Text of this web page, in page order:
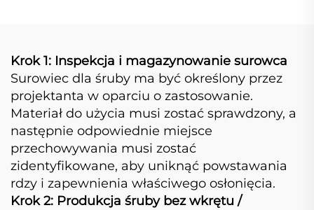
Krok 1: Inspekcja i magazynowanie surowca
Surowiec dla śruby ma być określony przez
projektanta w oparciu o zastosowanie.
Materiał do użycia musi zostać sprawdzony, a
następnie odpowiednie miejsce
przechowywania musi zostać
zidentyfikowane, aby uniknąć powstawania
rdzy i zapewnienia właściwego osłonięcia.
Krok 2: Produkcja śruby bez wkrętu /